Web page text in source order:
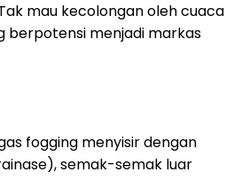
mau kecolongan oleh cuaca
berpotensi menjadi markas
fogging menyisir dengan
semak-semak luar